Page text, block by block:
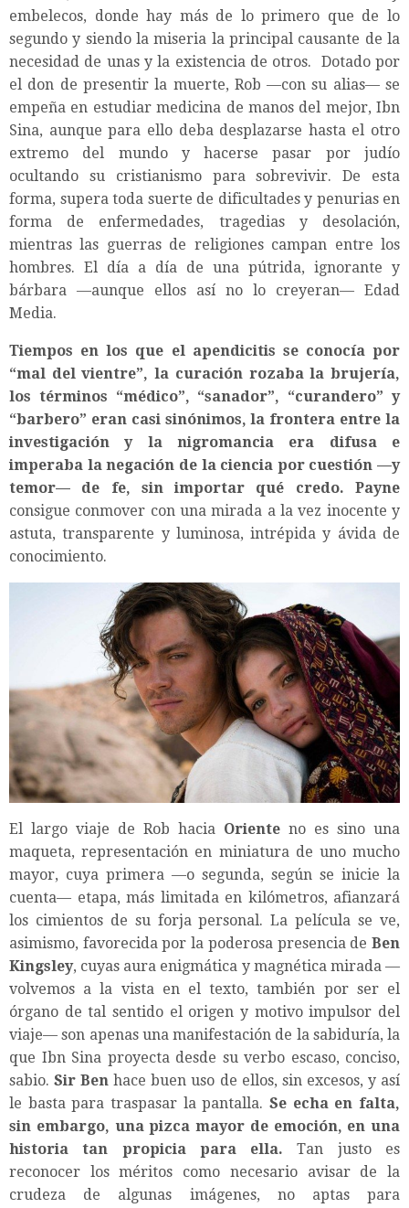
embelecos, donde hay más de lo primero que de lo
segundo y siendo la miseria la principal causante de la
necesidad de unas y la existencia de otros. Dotado por
el don de presentir la muerte, Rob —con su alias— se
empeña en estudiar medicina de manos del mejor, Ibn
Sina, aunque para ello deba desplazarse hasta el otro
extremo del mundo y hacerse pasar por judío
ocultando su cristianismo para sobrevivir. De esta
forma, supera toda suerte de dificultades y penurias en
forma de enfermedades, tragedias y desolación,
mientras las guerras de religiones campan entre los
hombres. El día a día de una pútrida, ignorante y
bárbara —aunque ellos así no lo creyeran— Edad
Media.
Tiempos en los que el apendicitis se conocía por
“mal del vientre”, la curación rozaba la brujería,
los términos “médico”, “sanador”, “curandero” y
“barbero” eran casi sinónimos, la frontera entre la
investigación y la nigromancia era difusa e
imperaba la negación de la ciencia por cuestión —y
temor— de fe, sin importar qué credo.
Payne
consigue conmover con una mirada a la vez inocente y
astuta, transparente y luminosa, intrépida y ávida de
conocimiento.
El largo viaje de Rob hacia Oriente no es sino una
maqueta, representación en miniatura de uno mucho
mayor, cuya primera —o segunda, según se inicie la
cuenta— etapa, más limitada en kilómetros, afianzará
los cimientos de su forja personal. La película se ve,
asimismo, favorecida por la poderosa presencia de Ben
Kingsley, cuyas aura enigmática y magnética mirada —
volvemos a la vista en el texto, también por ser el
órgano de tal sentido el origen y motivo impulsor del
viaje— son apenas una manifestación de la sabiduría, la
que Ibn Sina proyecta desde su verbo escaso, conciso,
sabio.Sir Ben hace buen uso de ellos, sin excesos, y así
le basta para traspasar la pantalla. Se echa en falta,
sin embargo, una pizca mayor de emoción, en una
historia tan propicia para ella. Tan justo es
reconocer los méritos como necesario avisar de la
crudeza de algunas imágenes, no aptas para